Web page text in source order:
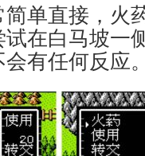
单直接，火
在白马坡一
有任何反应